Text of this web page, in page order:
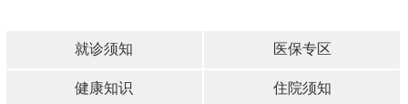
就诊须知 医保专区
健康知识 住院须知